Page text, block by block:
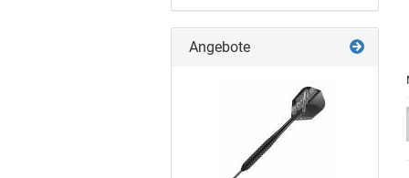
Angebote